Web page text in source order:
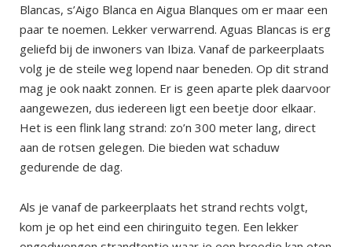
Blancas, s’Aigo Blanca en Aigua Blanques om er maar een
paar te noemen. Lekker verwarrend. Aguas Blancas is erg
geliefd bij de inwoners van Ibiza. Vanaf de parkeerplaats
volg je de steile weg lopend naar beneden. Op dit strand
mag je ook naakt zonnen. Er is geen aparte plek daarvoor
aangewezen, dus iedereen ligt een beetje door elkaar.
Het is een flink lang strand: zo’n 300 meter lang, direct
aan de rotsen gelegen. Die bieden wat schaduw
gedurende de dag.
Als je vanaf de parkeerplaats het strand rechts volgt,
kom je op het eind een chiringuito tegen. Een lekker